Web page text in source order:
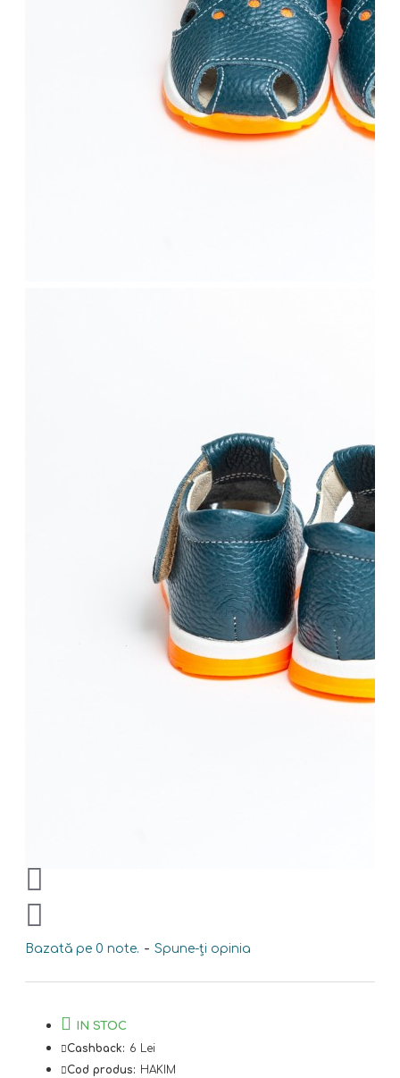
Bazată pe 0 note. - Spune-ţi opinia
IN STOC
Cashback: 6 Lei
Cod produs: HAKIM